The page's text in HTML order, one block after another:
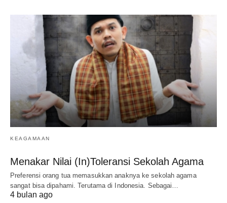
KEAGAMAAN
Menakar Nilai (In)Toleransi Sekolah Agama
Preferensi orang tua memasukkan anaknya ke sekolah agama
sangat bisa dipahami. Terutama di Indonesia. Sebagai…
4 bulan ago